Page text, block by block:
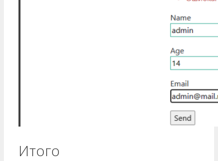
Итого